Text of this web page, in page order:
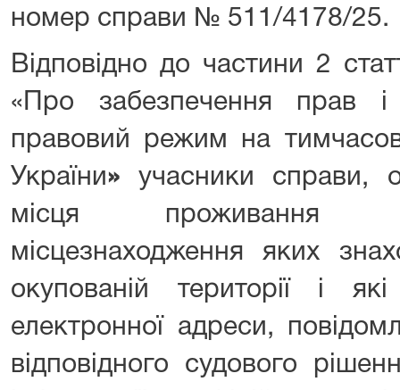
номер справи № 511/4178/25.
Відповідно до частини 2
«Про забезпечення прав
правовий режим на
України» учасники справи,
місця проживання
місцезнаходження яких
окупованій території і
електронної адреси,
відповідного судового